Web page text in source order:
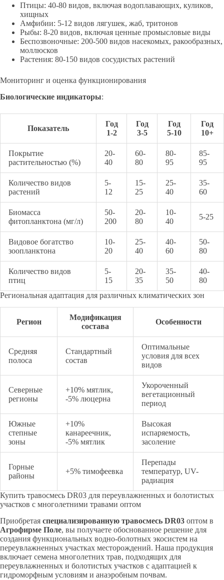
Птицы: 40-80 видов, включая водоплавающих, куликов,
хищных
Амфибии: 5-12 видов лягушек, жаб, тритонов
Рыбы: 8-20 видов, включая ценные промысловые виды
Беспозвоночные: 200-500 видов насекомых, ракообразных,
моллюсков
Растения: 80-150 видов сосудистых растений
Мониторинг и оценка функционирования
Биологические индикаторы:
Показатель
Год
1-2
Год
3-5
Год
5-10
Год
10+
Покрытие
растительностью (%)
20-
40
60-
80
80-
95
85-
95
Количество видов
растений
5-
12
15-
25
25-
40
35-
60
Биомасса
фитопланктона (мг/л)
50-
200
20-
80
10-
40
5-25
Видовое богатство
зоопланктона
10-
20
25-
40
40-
60
50-
80
Количество видов
птиц
5-
15
20-
35
35-
50
40-
80
Региональная адаптация для различных климатических зон
Регион
Модификация
состава
Особенности
Средняя
полоса
Стандартный
состав
Оптимальные
условия для всех
видов
Северные
регионы
+10% мятлик,
-5% люцерна
Укороченный
вегетационный
период
Южные
степные
зоны
+10%
канареечник,
-5% мятлик
Высокая
испаряемость,
засоление
Горные
районы
+5% тимофеевка
Перепады
температур, UV-
радиация
Купить травосмесь DR03 для переувлажненных и болотистых
участков с многолетними травами оптом
Приобретая специализированную травосмесь DR03 оптом в
Агрофирме Поле, вы получаете обоснованное решение для
создания функциональных водно-болотных экосистем на
переувлажненных участках месторождений. Наша продукция
включает семена многолетних трав, подходящих для
переувлажненных и болотистых участков с адаптацией к
гидроморфным условиям и анаэробным почвам.